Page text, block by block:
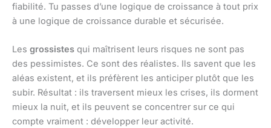
fiabilité. Tu passes d’une logique de croissance à tout prix
à une logique de croissance durable et sécurisée.
Les grossistes qui maîtrisent leurs risques ne sont pas
des pessimistes. Ce sont des réalistes. Ils savent que les
aléas existent, et ils préfèrent les anticiper plutôt que les
subir. Résultat : ils traversent mieux les crises, ils dorment
mieux la nuit, et ils peuvent se concentrer sur ce qui
compte vraiment : développer leur activité.